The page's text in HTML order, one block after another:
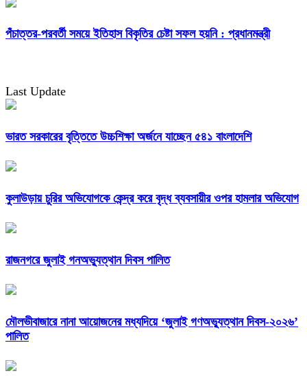
পঁচাত্তর-পরবর্তী সময়ে ইতিহাস বিকৃতির চেষ্টা সফল হয়নি : প্রধানমন্ত্রী
Last Update
ভারত সরকারের বৃত্তিতে উচ্চশিক্ষা অর্জনে যাচ্ছেন ৫৪১ বাংলাদেশি
কুলাউড়ায় চুরির অভিযোগকে কেন্দ্র করে বৃদ্ধ ব্যবসায়ীর ওপর হামলার অভিযোগ
রাজনগরে জুলাই গনঅভ্যুত্থান দিবস পালিত
মৌলভীবাজারে নানা আয়োজনের মধ্যদিয়ে ‘জুলাই গণঅভ্যুত্থান দিবস-২০২৬’
পালিত